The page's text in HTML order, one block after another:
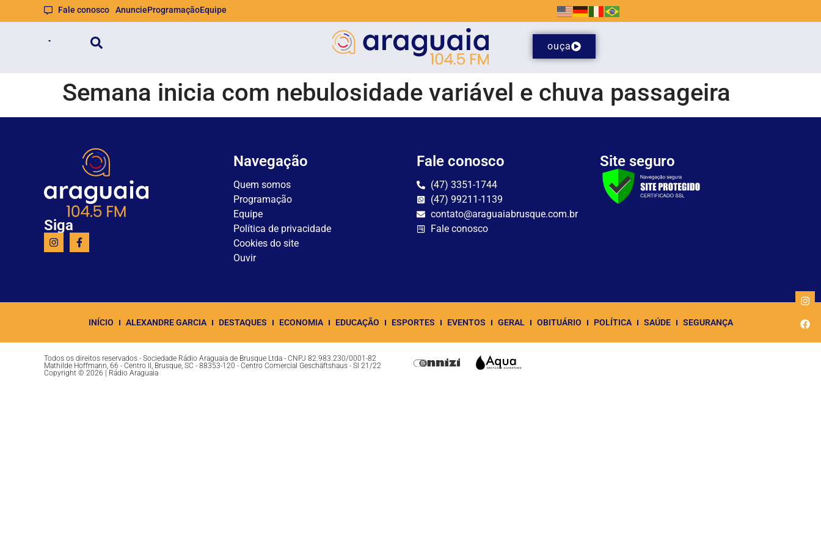
Fale conosco AnuncieProgramaçãoEquipe
ouça
Semana inicia com nebulosidade variável e chuva passageira
Siga
Navegação
Quem somos
Programação
Equipe
Política de privacidade
Cookies do site
Ouvir
Fale conosco
(47) 3351-1744
(47) 99211-1139
contato@araguaiabrusque.com.br
Fale conosco
Site seguro
INÍCIO ALEXANDRE GARCIA DESTAQUES ECONOMIA EDUCAÇÃO ESPORTES EVENTOS GERAL OBITUÁRIO POLÍTICA SAÚDE SEGURANÇA
Todos os direitos reservados - Sociedade Rádio Araguaia de Brusque Ltda - CNPJ 82.983.230/0001-82
Mathilde Hoffmann, 66 - Centro II, Brusque, SC - 88353-120 - Centro Comercial Geschäftshaus - Sl 21/22
Copyright © 2026 | Rádio Araguaia